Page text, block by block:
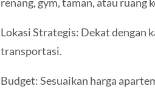
Lokasi Strategis: Dekat dengan
transportasi.
Budget: Sesuaikan harga